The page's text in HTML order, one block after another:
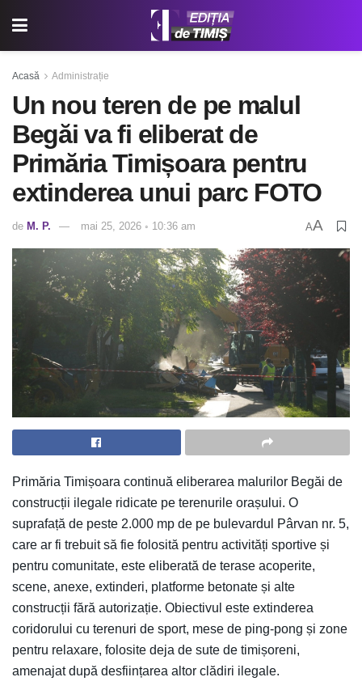
Acasă Administrație
Un nou teren de pe malul
Begăi va fi eliberat de
Primăria Timișoara pentru
extinderea unui parc FOTO
de M. P. mai 25, 2026 ◦ 10:36 am AA
Primăria Timișoara continuă eliberarea malurilor Begăi de
construcții ilegale ridicate pe terenurile orașului. O
suprafață de peste 2.000 mp de pe bulevardul Pârvan nr. 5,
care ar fi trebuit să fie folosită pentru activități sportive și
pentru comunitate, este eliberată de terase acoperite,
scene, anexe, extinderi, platforme betonate și alte
construcții fără autorizație. Obiectivul este extinderea
coridorului cu terenuri de sport, mese de ping-pong și zone
pentru relaxare, folosite deja de sute de timișoreni,
amenajat după desființarea altor clădiri ilegale.